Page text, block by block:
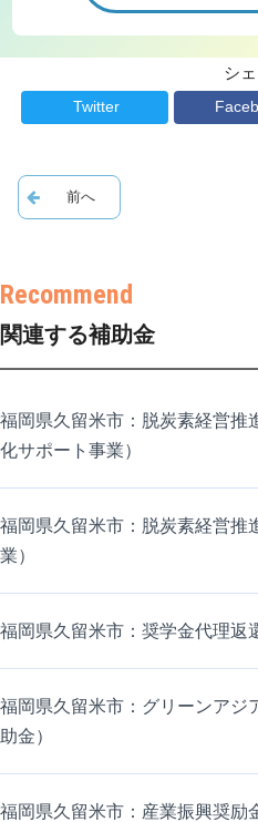
シ
Twitter
関連する補助金
福岡県久留米市：脱炭素経営推
化サポート事業）
福岡県久留米市：脱炭素経営推
業）
福岡県久留米市：奨学金代理返
福岡県久留米市：グリーンアジ
助金）
福岡県久留米市：産業振興奨励